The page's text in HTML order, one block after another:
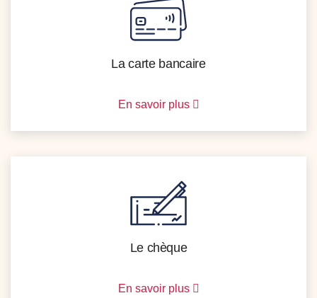
La carte bancaire
En savoir plus
Le chèque
En savoir plus